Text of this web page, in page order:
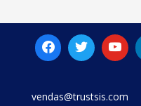
vendas@trustsis.com